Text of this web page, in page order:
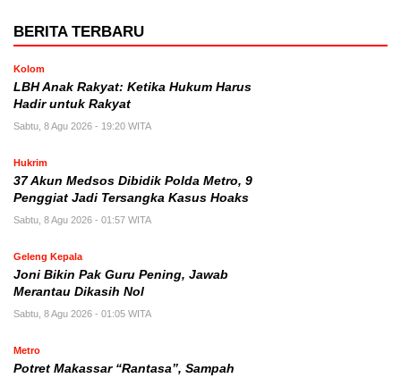
BERITA TERBARU
Kolom
LBH Anak Rakyat: Ketika Hukum Harus
Hadir untuk Rakyat
Sabtu, 8 Agu 2026 - 19:20 WITA
Hukrim
37 Akun Medsos Dibidik Polda Metro, 9
Penggiat Jadi Tersangka Kasus Hoaks
Sabtu, 8 Agu 2026 - 01:57 WITA
Geleng Kepala
Joni Bikin Pak Guru Pening, Jawab
Merantau Dikasih Nol
Sabtu, 8 Agu 2026 - 01:05 WITA
Metro
Potret Makassar “Rantasa”, Sampah